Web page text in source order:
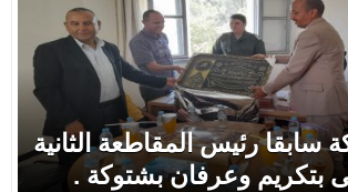
سابقا رئيس المقاطعة الثانية
بتكريم وعرفان بشتوكة .